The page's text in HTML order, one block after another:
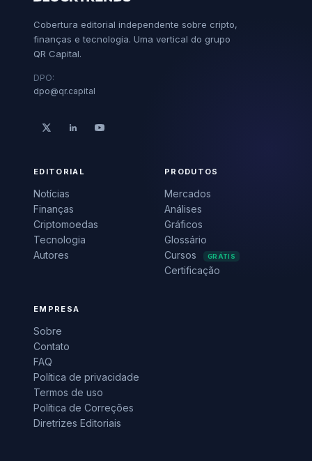
Cobertura editorial independente sobre cripto,
finanças e tecnologia. Uma vertical do grupo
QR Capital.
DPO:
dpo@qr.capital
EDITORIAL
Notícias
Finanças
Criptomoedas
Tecnologia
Autores
PRODUTOS
Mercados
Análises
Gráficos
Glossário
Cursos
GRÁTIS
Certificação
EMPRESA
Sobre
Contato
FAQ
Política de privacidade
Termos de uso
Política de Correções
Diretrizes Editoriais